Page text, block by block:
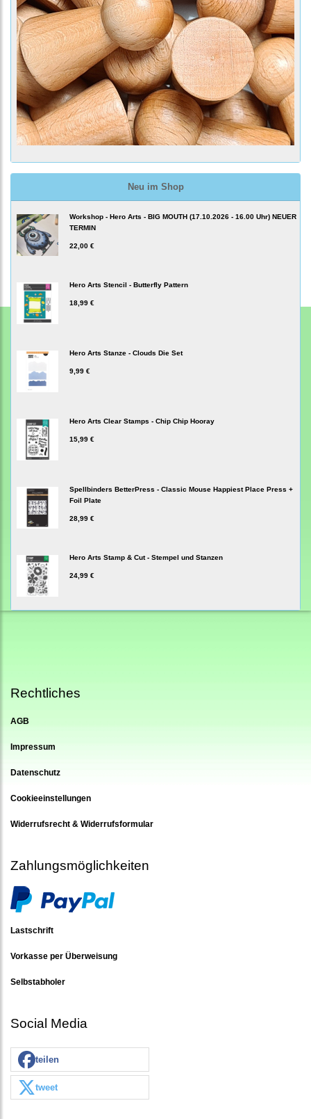
Neu im Shop
Workshop - Hero Arts - BIG MOUTH (17.10.2026 - 16.00 Uhr) NEUER
TERMIN
22,00 €
Hero Arts Stencil - Butterfly Pattern
18,99 €
Hero Arts Stanze - Clouds Die Set
9,99 €
Hero Arts Clear Stamps - Chip Chip Hooray
15,99 €
Spellbinders BetterPress - Classic Mouse Happiest Place Press +
Foil Plate
28,99 €
Hero Arts Stamp & Cut - Stempel und Stanzen
24,99 €
Rechtliches
AGB
Impressum
Datenschutz
Cookieeinstellungen
Widerrufsrecht & Widerrufsformular
Zahlungsmöglichkeiten
Lastschrift
Vorkasse per Überweisung
Selbstabholer
Social Media
teilen
tweet